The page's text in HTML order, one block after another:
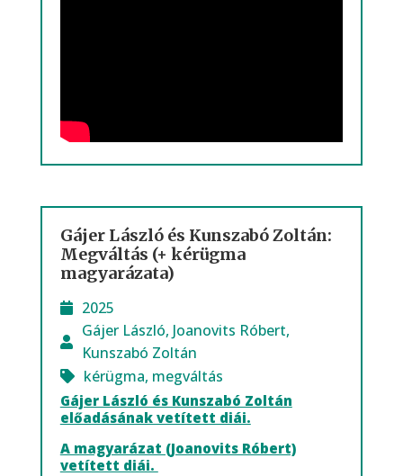
Gájer László és Kunszabó Zoltán:
Megváltás (+ kérügma
magyarázata)
2025
Gájer László, Joanovits Róbert,
Kunszabó Zoltán
kérügma, megváltás
Gájer László és Kunszabó Zoltán
előadásának vetített diái.
A magyarázat (Joanovits Róbert)
vetített diái.